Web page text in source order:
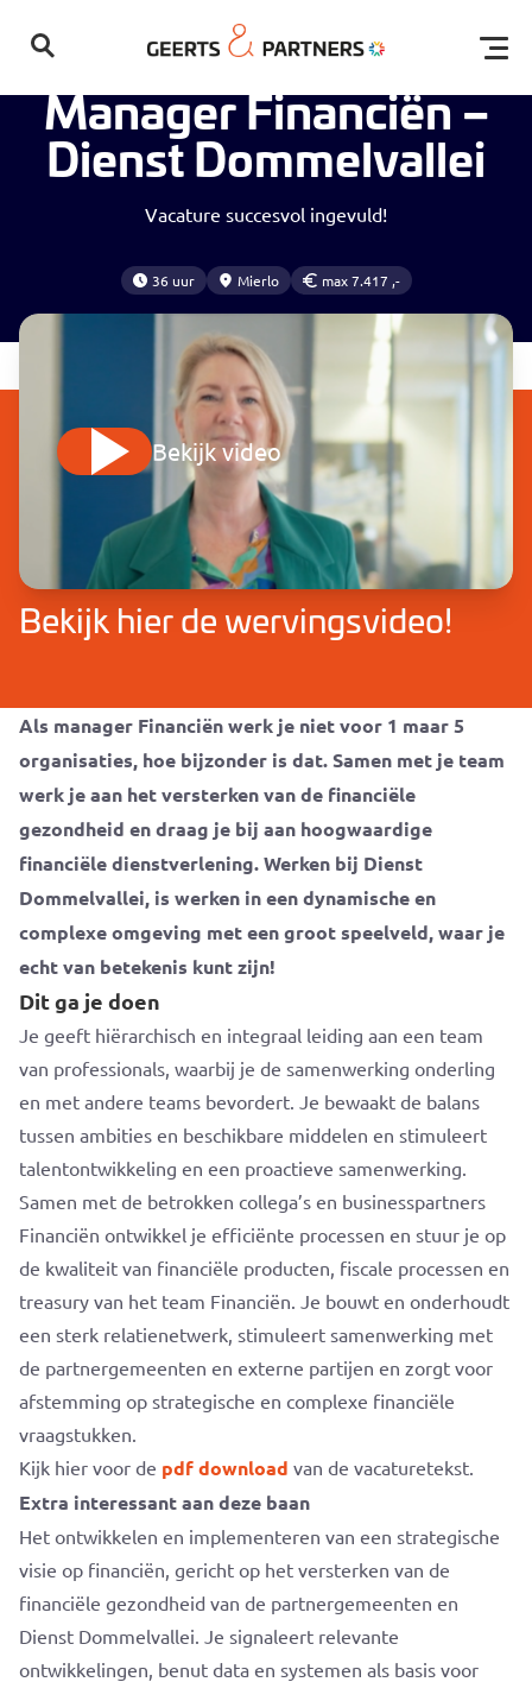
Geen resultaten gevonden
Home Vacatures
Manager Financiën –
Dienst Dommelvallei
Vacature succesvol ingevuld!
36 uur Mierlo max 7.417 ,-
Bekijk hier de wervingsvideo!
Bekijk video
Als manager Financiën werk je niet voor 1 maar 5
organisaties, hoe bijzonder is dat. Samen met je team
werk je aan het versterken van de financiële
gezondheid en draag je bij aan hoogwaardige
financiële dienstverlening. Werken bij Dienst
Dommelvallei, is werken in een dynamische en
complexe omgeving met een groot speelveld, waar je
echt van betekenis kunt zijn!
Dit ga je doen
Je geeft hiërarchisch en integraal leiding aan een team
van professionals, waarbij je de samenwerking onderling
en met andere teams bevordert. Je bewaakt de balans
tussen ambities en beschikbare middelen en stimuleert
talentontwikkeling en een proactieve samenwerking.
Samen met de betrokken collega’s en businesspartners
Financiën ontwikkel je efficiënte processen en stuur je op
de kwaliteit van financiële producten, fiscale processen en
treasury van het team Financiën. Je bouwt en onderhoudt
een sterk relatienetwerk, stimuleert samenwerking met
de partnergemeenten en externe partijen en zorgt voor
afstemming op strategische en complexe financiële
vraagstukken.
Kijk hier voor de pdf download van de vacaturetekst.
Extra interessant aan deze baan
Het ontwikkelen en implementeren van een strategische
visie op financiën, gericht op het versterken van de
financiële gezondheid van de partnergemeenten en
Dienst Dommelvallei. Je signaleert relevante
ontwikkelingen, benut data en systemen als basis voor